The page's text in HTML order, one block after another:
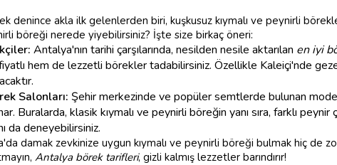
denince akla ilk gelenlerden biri, kuşkusuz kıymalı ve peynirli
böreği nerede yiyebilirsiniz? İşte size birkaç öneri:
Antalya'nın tarihi çarşılarında, nesilden nesile aktarılan en iyi
hem de lezzetli börekler tadabilirsiniz. Özellikle Kaleiçi'nde
Salonları: Şehir merkezinde ve popüler semtlerde bulunan
Buralarda, klasik kıymalı ve peynirli böreğin yanı sıra, farklı
da deneyebilirsiniz.
damak zevkinize uygun kıymalı ve peynirli böreği bulmak hiç de
Antalya börek tarifleri, gizli kalmış lezzetler barındırır!